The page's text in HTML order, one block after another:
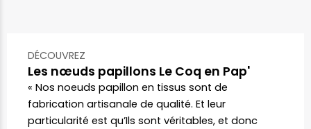
DÉCOUVREZ
Les nœuds papillons Le Coq en Pap'
« Nos noeuds papillon en tissus sont de
fabrication artisanale de qualité. Et leur
particularité est qu’Ils sont véritables, et donc